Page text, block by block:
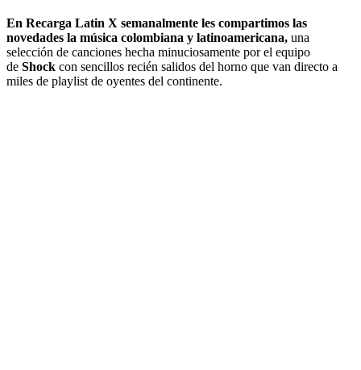
En Recarga Latin X semanalmente les compartimos las
novedades la música colombiana y latinoamericana, una
selección de canciones hecha minuciosamente por el equipo
de Shock con sencillos recién salidos del horno que van directo a
miles de playlist de oyentes del continente.